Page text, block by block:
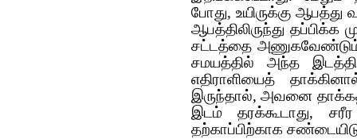
போது, உயிருக்கு ஆபத்து
ஆபத்திலிருந்து தப்பிக்க
சட்டத்தை அணுகவேண்டும்,
சமயத்தில் அந்த
எதிராளியைத்
இருந்தால், அவனை
இடம் தரக்கூடாது,
தற்காப்பிற்காக